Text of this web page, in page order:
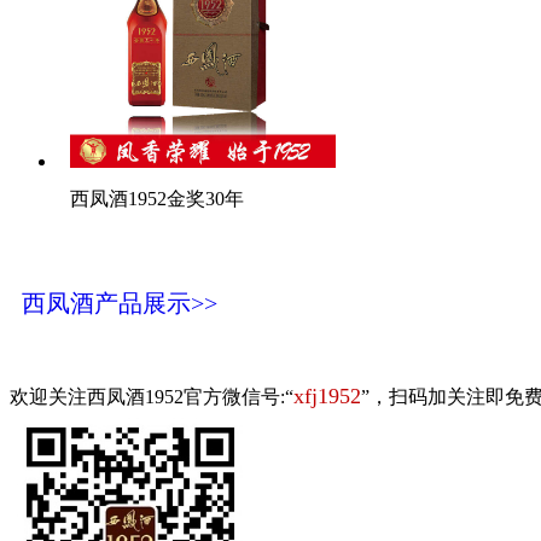
西凤酒1952金奖30年
西凤酒产品展示>>
欢迎关注西凤酒1952官方微信号:“xfj1952”，扫码加关注即免